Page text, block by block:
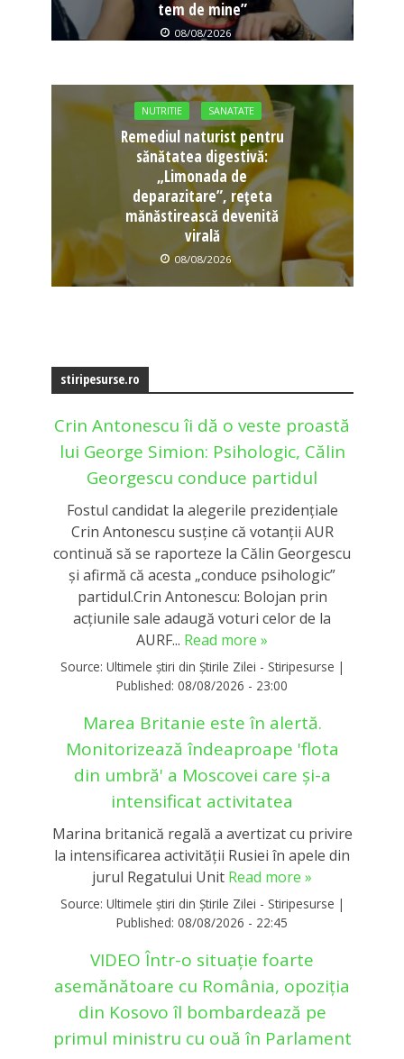
tem de mine”
08/08/2026
NUTRITIE SANATATE
Remediul naturist pentru
sănătatea digestivă:
„Limonada de
deparazitare”, rețeta
mănăstirească devenită
virală
08/08/2026
stiripesurse.ro
Crin Antonescu îi dă o veste proastă
lui George Simion: Psihologic, Călin
Georgescu conduce partidul
Fostul candidat la alegerile prezidențiale
Crin Antonescu susține că votanții AUR
continuă să se raporteze la Călin Georgescu
și afirmă că acesta „conduce psihologic”
partidul.Crin Antonescu: Bolojan prin
acțiunile sale adaugă voturi celor de la
AURF... Read more »
Source: Ultimele știri din Știrile Zilei - Stiripesurse |
Published: 08/08/2026 - 23:00
Marea Britanie este în alertă.
Monitorizează îndeaproape 'flota
din umbră' a Moscovei care și-a
intensificat activitatea
Marina britanică regală a avertizat cu privire
la intensificarea activităţii Rusiei în apele din
jurul Regatului Unit Read more »
Source: Ultimele știri din Știrile Zilei - Stiripesurse |
Published: 08/08/2026 - 22:45
VIDEO Într-o situație foarte
asemănătoare cu România, opoziția
din Kosovo îl bombardează pe
primul ministru cu ouă în Parlament